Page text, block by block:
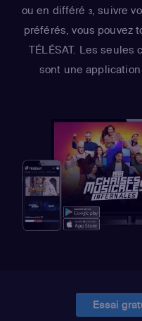
ou en différé 3
, suivre
préférés, vous pouvez
TÉLÉSAT. Les seules
sont une
Essai